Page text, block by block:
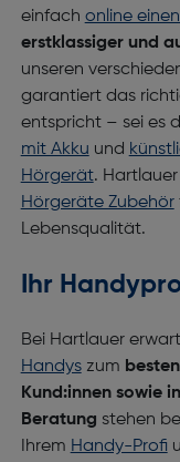
einfach online
erstklassiger und
unseren
garantiert das
entspricht – sei es
mit Akku und
Hörgerät.
Hörgeräte Zubehör
Lebensqualität.
Ihr
Bei Hartlauer
Handyszum
Kund:innen sowie
Beratung stehen
Ihrem Handy-Profi